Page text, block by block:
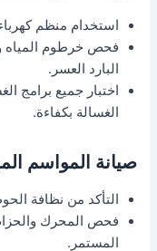
استخدام منظم
فحص خرطوم المياه
البارد العسر.
اختبار جميع برامج
الغسالة بكفاءة.
صيانة المواسم
التأكد من نظافة
فحص المحرك
المستمر.